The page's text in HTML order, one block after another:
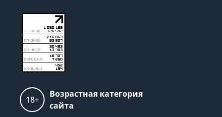
18+
Возрастная категория
сайта